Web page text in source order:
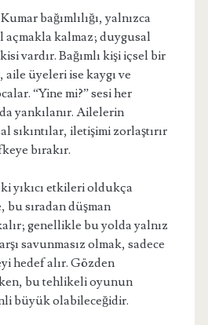
bağımlılığı, yalnızca
açmakla kalmaz; duygusal
vardır. Bağımlı kişi içsel bir
aile üyeleri ise kaygı ve
“Yine mi?” sesi her
yankılanır. Ailelerin
sıkıntılar, iletişimi zorlaştırır
bırakır.
yıkıcı etkileri oldukça
sıradan düşman
genellikle bu yolda yalnız
savunmasız olmak, sadece
hedef alır. Gözden
bu tehlikeli oyunun
büyük olabileceğidir.